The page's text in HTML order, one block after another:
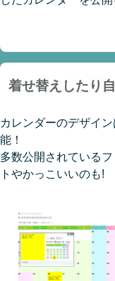
着せ替えしたり
カレンダーのデザイ
能！
多数公開されている
トやかっこいいのも!